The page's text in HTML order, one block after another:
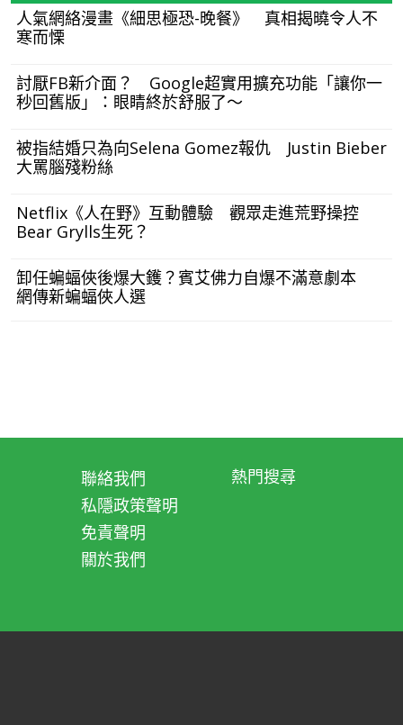
人氣網絡漫畫《細思極恐-晚餐》 真相揭曉令人不
寒而慄
討厭FB新介面？ Google超實用擴充功能「讓你一
秒回舊版」：眼睛終於舒服了～
被指結婚只為向Selena Gomez報仇 Justin Bieber
大罵腦殘粉絲
Netflix《人在野》互動體驗 觀眾走進荒野操控
Bear Grylls生死？
卸任蝙蝠俠後爆大鑊？賓艾佛力自爆不滿意劇本
網傳新蝙蝠俠人選
聯絡我們
私隱政策聲明
免責聲明
關於我們
熱門搜尋